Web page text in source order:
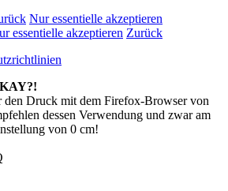
Nur essentielle akzeptieren
essentielle akzeptieren Zurück
den Druck mit dem Firefox-Browser von
dessen Verwendung und zwar am
von 0 cm!